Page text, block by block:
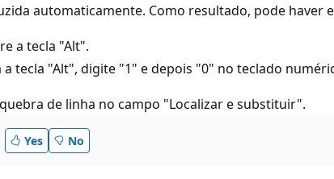
automaticamente. Como resultado, pode haver
a tecla "Alt".
tecla "Alt", digite "1" e depois "0" no teclado
de linha no campo "Localizar e substituir".
Yes No